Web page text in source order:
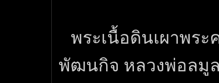
พระเนื้อดินเผาพระ
พัฒนกิจ หลวงพ่อลมู